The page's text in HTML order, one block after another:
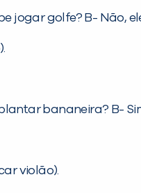
jogar golfe? B- Não,
bananeira? B-
violão).